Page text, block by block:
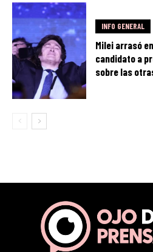
INFO GENERAL
Milei arrasó
candidato a
sobre las